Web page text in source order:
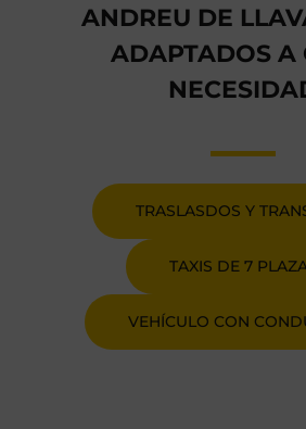
ANDREU DE
ADAPTADOS A
TRASLASDOS Y
TAXIS DE 7
VEHÍCULO CON